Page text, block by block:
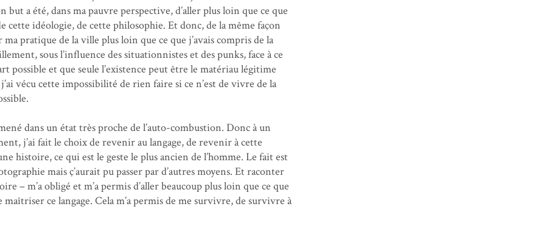
a été, dans ma pauvre perspective, d’aller plus loin que ce que
cette idéologie, de cette philosophie. Et donc, de la même façon
ma pratique de la ville plus loin que ce que j’avais compris de la
sous l’influence des situationnistes et des punks, face à ce
possible et que seule l’existence peut être le matériau légitime
j’ai vécu cette impossibilité de rien faire si ce n’est de vivre de la
dans un état très proche de l’auto-combustion. Donc à un
j’ai fait le choix de revenir au langage, de revenir à cette
histoire, ce qui est le geste le plus ancien de l’homme. Le fait est
mais ç’aurait pu passer par d’autres moyens. Et raconter
– m’a obligé et m’a permis d’aller beaucoup plus loin que ce que
ce langage. Cela m’a permis de me survivre, de survivre à